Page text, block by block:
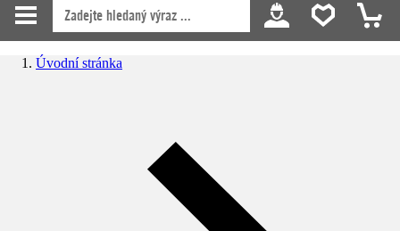
Úvodní stránka